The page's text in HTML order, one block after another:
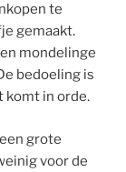
te
gemaakt.
mondelinge
bedoeling is
komt in orde.
grote
voor de